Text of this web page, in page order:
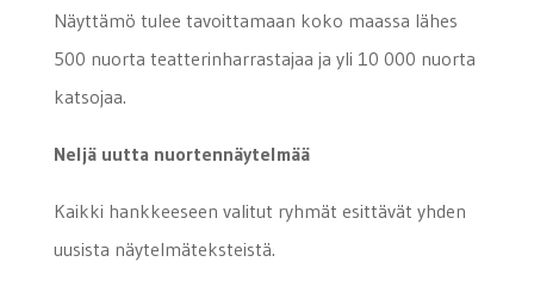
Näyttämö tulee tavoittamaan koko maassa lähes
500 nuorta teatterinharrastajaa ja yli 10 000 nuorta
katsojaa.
Neljä uutta nuortennäytelmää
Kaikki hankkeeseen valitut ryhmät esittävät yhden
uusista näytelmäteksteistä.